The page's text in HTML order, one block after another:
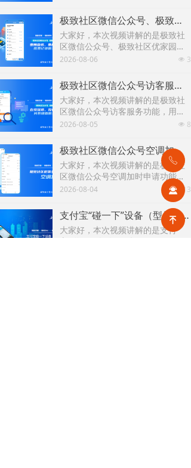
园小程序为例进行演示讲解。 极致社区微信公众号、极致社区优家园费用查缴、费用预缴、缴费记录相关功能
大家好，本次视频讲解的是极致社
区微信公众号、极致社区优家园费
用查缴、费用预缴、缴费记录相关
进行演示讲解。
넶 3
2026-08-06
极致社区微信公众号访客服务功能
大家好，本次视频讲解的是极致社
区微信公众号访客服务功能，用户
可通过提交访客预约申请单获得物
申请记录查看审批进度。
넶 8
2026-08-05
极致社区微信公众号空调加时申请功能
大家好，本次视频讲解的是极致社
区微信公众号空调加时申请功能，
用户可通过极致社区微信公众号申
请空调加时，并可在空调加时单申
请记录查看申请结果。
넶 13
2026-08-04
支付宝“碰一下”设备（型号 N8H）的碰一碰收款及打印小票功能
大家好，本次视频讲解的是支付
宝“碰一下”设备（型号 N8H）的碰
녠
끤
ꂅ